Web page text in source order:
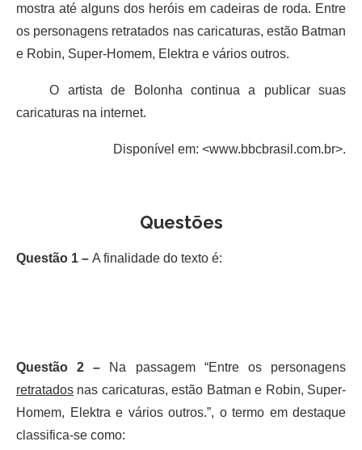
mostra até alguns dos heróis em cadeiras de roda. Entre
os personagens retratados nas caricaturas, estão Batman
e Robin, Super-Homem, Elektra e vários outros.
O artista de Bolonha continua a publicar suas
caricaturas na internet.
Disponível em: <www.bbcbrasil.com.br>.
Questões
Questão 1 – A finalidade do texto é:
Questão 2 – Na passagem “Entre os personagens
retratados nas caricaturas, estão Batman e Robin, Super-
Homem, Elektra e vários outros.”, o termo em destaque
classifica-se como: